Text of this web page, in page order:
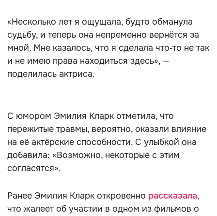
«Несколько лет я ощущала, будто обманула
судьбу, и теперь она непременно вернётся за
мной. Мне казалось, что я сделала что‑то не так
и не имею права находиться здесь», —
поделилась актриса.
С юмором Эмилия Кларк отметила, что
пережитые травмы, вероятно, оказали влияние
на её актёрские способности. С улыбкой она
добавила: «Возможно, некоторые с этим
согласятся».
Ранее Эмилия Кларк откровенно рассказала,
что жалеет об участии в одном из фильмов о